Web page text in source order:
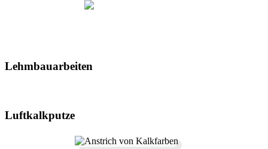
Lehmbauarbeiten
Luftkalkputze